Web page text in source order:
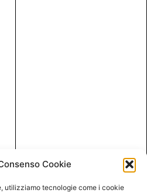
Cookie
utilizziamo tecnologie come i cookie